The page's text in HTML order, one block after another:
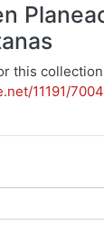
this collection
11191/7004